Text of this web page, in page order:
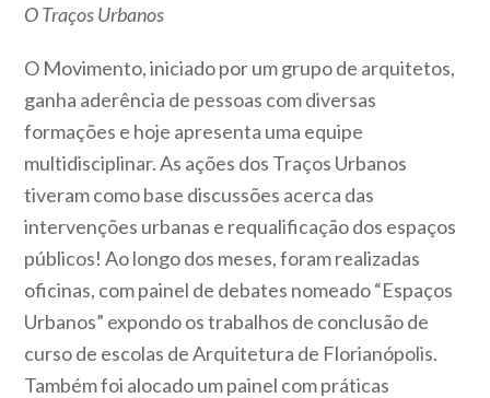
O Traços Urbanos
O Movimento, iniciado por um grupo de arquitetos,
ganha aderência de pessoas com diversas
formações e hoje apresenta uma equipe
multidisciplinar. As ações dos Traços Urbanos
tiveram como base discussões acerca das
intervenções urbanas e requalificação dos espaços
públicos! Ao longo dos meses, foram realizadas
oficinas, com painel de debates nomeado “Espaços
Urbanos” expondo os trabalhos de conclusão de
curso de escolas de Arquitetura de Florianópolis.
Também foi alocado um painel com práticas